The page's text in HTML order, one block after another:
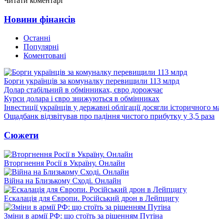
Новини фінансів
Останні
Популярні
Коментовані
Борги українців за комуналку перевищили 113 млрд
Долар стабільний в обмінниках, євро дорожчає
Курси долара і євро знижуються в обмінниках
Інвестиції українців у державні облігації досягли історичного
Ощадбанк відзвітував про падіння чистого прибутку у 3,5 раза
Сюжети
Вторгнення Росії в Україну. Онлайн
Війна на Близькому Сході. Онлайн
Ескалація для Європи. Російський дрон в Лейпцигу
Зміни в армії РФ: що стоїть за рішенням Путіна